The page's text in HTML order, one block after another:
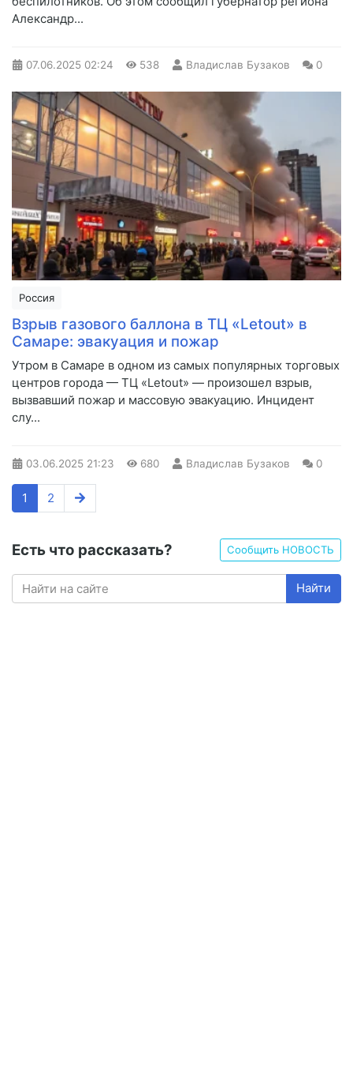
Александр...
07.06.2025 02:24 538 Владислав Бузаков 0
Россия
Взрыв газового баллона в ТЦ «Letout» в
Самаре: эвакуация и пожар
Утром в Самаре в одном из самых популярных торговых
центров города — ТЦ «Letout» — произошел взрыв,
вызвавший пожар и массовую эвакуацию. Инцидент
слу...
03.06.2025 21:23 680 Владислав Бузаков 0
1 2
Есть что рассказать? Сообщить НОВОСТЬ
Найти